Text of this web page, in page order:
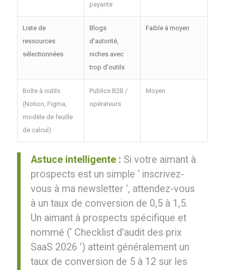
payante
Liste de
ressources
sélectionnées
Blogs
d'autorité,
niches avec
trop d'outils
Faible à moyen
Boîte à outils
(Notion, Figma,
modèle de feuille
de calcul)
Publics B2B /
opérateurs
Moyen
Astuce intelligente : Si votre aimant à
prospects est un simple ‘ inscrivez-
vous à ma newsletter ’, attendez-vous
à un taux de conversion de 0,5 à 1,5.
Un aimant à prospects spécifique et
nommé (‘ Checklist d'audit des prix
SaaS 2026 ’) atteint généralement un
taux de conversion de 5 à 12 sur les